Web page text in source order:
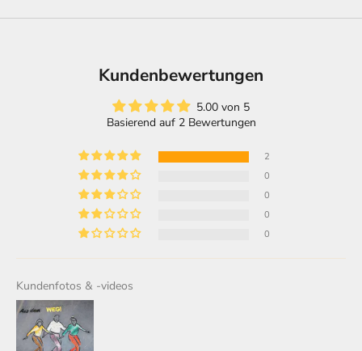
Kundenbewertungen
5.00 von 5
Basierend auf 2 Bewertungen
2
0
0
0
0
Kundenfotos & -videos